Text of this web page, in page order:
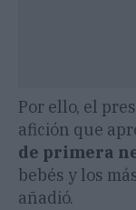
Por ello, el
afición que
de primera
bebés y los
añadió.